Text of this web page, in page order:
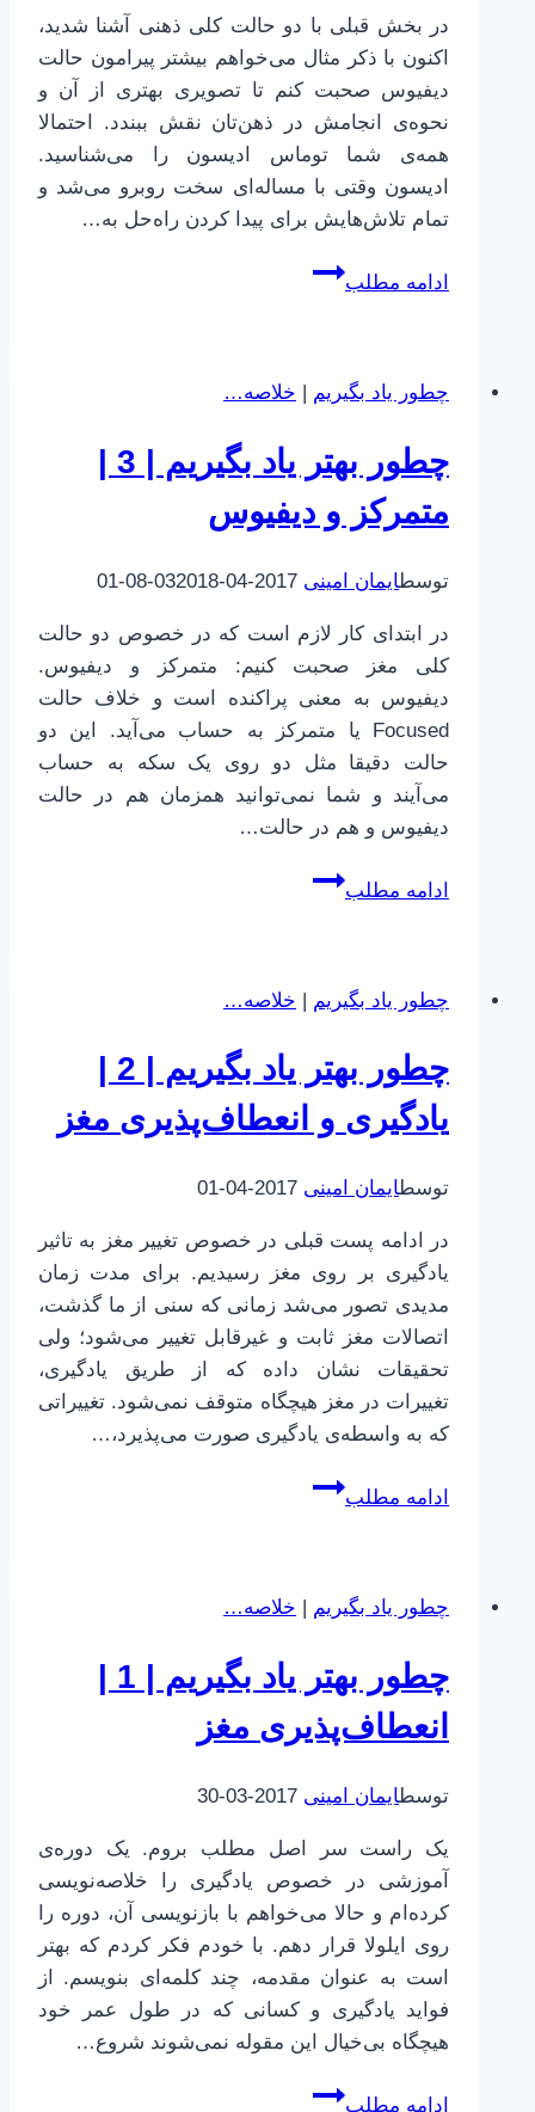
در بخش قبلی با دو حالت کلی ذهنی آشنا شدید،
اکنون با ذکر مثال می‌خواهم بیشتر پیرامون حالت
دیفیوس صحبت کنم تا تصویری بهتری از آن و
نحوه‌ی انجامش در ذهن‌تان نقش ببندد. احتمالا
همه‌ی شما توماس ادیسون را می‌شناسید.
ادیسون وقتی با مساله‌ای سخت روبرو می‌شد و
تمام تلاش‌هایش برای پیدا کردن راه‌حل به…
ادامه مطلب
چطور
|
|
دیفیوس،
چگونه؟
چطور یاد بگیریم خلاصه…
چطور بهتر یاد بگیریم | 3 |
متمرکز و دیفیوس
توسطایمان امینی 2017-04-03
2018-08-01
در ابتدای کار لازم است که در خصوص دو حالت
کلی مغز صحبت کنیم: متمرکز و دیفیوس.
دیفیوس به معنی پراکنده است و خلاف حالت
Focused یا متمرکز به حساب می‌آید. این دو
حالت دقیقا مثل دو روی یک سکه به حساب
می‌آیند و شما نمی‌توانید همزمان هم در حالت
دیفیوس و هم در حالت…
ادامه مطلب
چطور
|
|
متمرکز
و
چطور یاد بگیریم | خلاصه…
چطور بهتر یاد بگیریم | 2 |
یادگیری و انعطاف‌پذیری مغز
توسطایمان امینی 2017-04-01
در ادامه پست قبلی در خصوص تغییر مغز به تاثیر
یادگیری بر روی مغز رسیدیم. برای مدت زمان
مدیدی تصور می‌شد زمانی که سنی از ما گذشت،
اتصالات مغز ثابت و غیرقابل تغییر می‌شود؛ ولی
تحقیقات نشان داده که از طریق یادگیری،
تغییرات در مغز هیچگاه متوقف نمی‌شود. تغییراتی
که به واسطه‌ی یادگیری صورت می‌پذیرد،…
ادامه مطلب
چطور
|
|
یادگیری
و
مغز
چطور یاد بگیریم خلاصه…
چطور بهتر یاد بگیریم | 1 |
انعطاف‌پذیری مغز
توسطایمان امینی 2017-03-30
یک راست سر اصل مطلب بروم. یک دوره‌ی
آموزشی در خصوص یادگیری را خلاصه‌نویسی
کرده‌ام و حالا می‌خواهم با بازنویسی آن، دوره را
روی ایلولا قرار دهم. با خودم فکر کردم که بهتر
است به عنوان مقدمه، چند کلمه‌ای بنویسم. از
فواید یادگیری و کسانی که در طول عمر خود
هیچگاه بی‌خیال این مقوله نمی‌شوند شروع…
ادامه مطلب
چطور